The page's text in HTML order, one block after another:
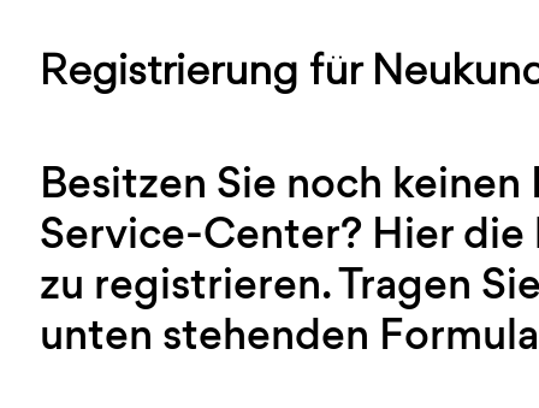
Registrierung für
Besitzen Sie noch
Service-Center? Hier
zu registrieren. Tragen
unten stehenden